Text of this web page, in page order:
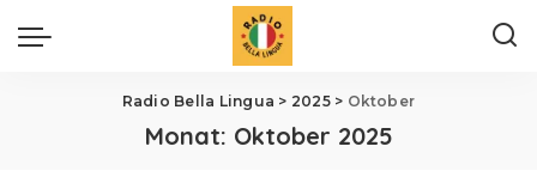
Radio Bella Lingua > 2025> Oktober
Monat: Oktober 2025